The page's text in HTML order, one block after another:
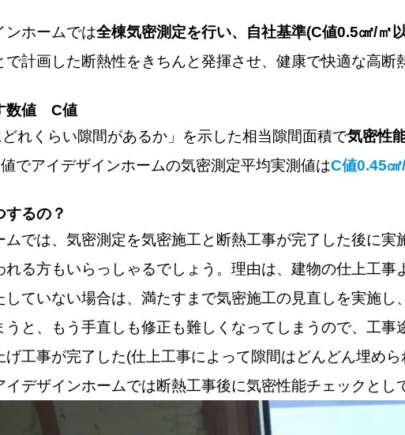
ンホームでは全棟気密測定を行い、自社基準(C値0.5㎠/㎡
で計画した断熱性をきちんと発揮させ、健康で快適な高断
数値 C値
れくらい隙間があるか」を示した相当隙間面積で気密性
でアイデザインホームの気密測定平均実測値はC値0.45㎠
するの？
ムでは、気密測定を気密施工と断熱工事が完了した後に
れる方もいらっしゃるでしょう。理由は、建物の仕上工
していない場合は、満たすまで気密施工の見直しを実施
うと、もう手直しも修正も難しくなってしまうので、工
げ工事が完了した(仕上工事によって隙間はどんどん埋め
イデザインホームでは断熱工事後に気密性能チェックとし